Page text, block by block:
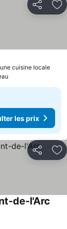
Partager
cuisine locale
les prix
Partager
de-l'Arc